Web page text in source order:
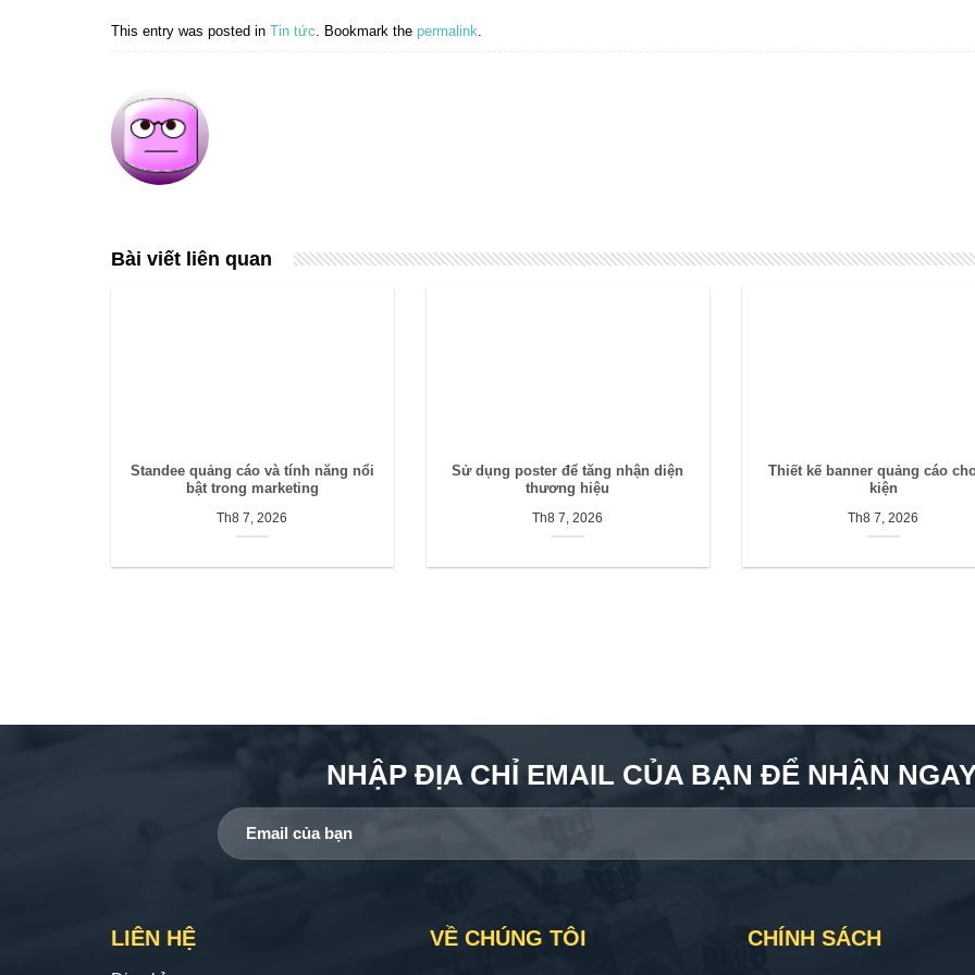
This entry was posted in Tin tức. Bookmark the permalink.
Bài viết liên quan
Standee quảng cáo và tính năng nổi
bật trong marketing
Th8 7, 2026
Sử dụng poster để tăng nhận diện
thương hiệu
Th8 7, 2026
Thiết kế banner quảng cáo
kiện
Th8 7, 2026
NHẬP ĐỊA CHỈ EMAIL CỦA BẠN ĐỂ NHẬN
LIÊN HỆ VỀ CHÚNG TÔI CHÍNH SÁCH